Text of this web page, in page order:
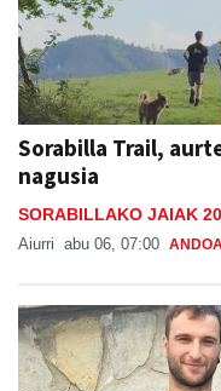
Sorabilla Trail,
nagusia
SORABILLAKO JAIAK
Aiurri abu 06, 07:00